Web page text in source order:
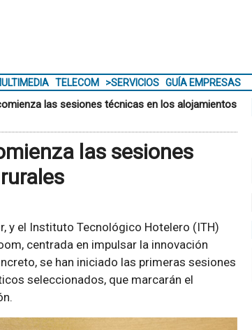
TELECOM >SERVICIOS GUÍA EMPRESAS
las sesiones técnicas en los alojamientos
las sesiones
y el Instituto Tecnológico Hotelero (ITH)
centrada en impulsar la innovación
se han iniciado las primeras sesiones
seleccionados, que marcarán el